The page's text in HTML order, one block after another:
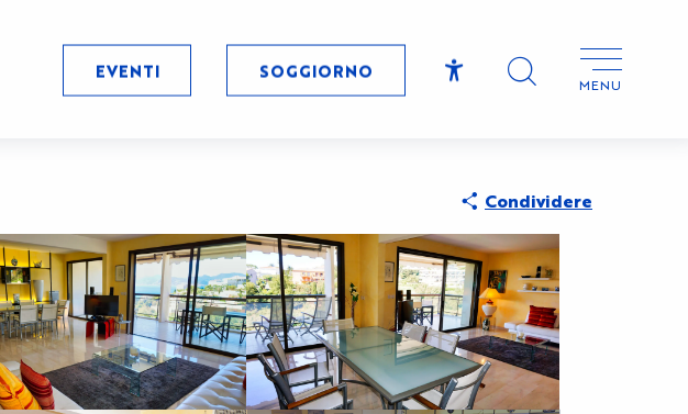
EVENTI SOGGIORNO
AccessibilitéMENU
Condividere